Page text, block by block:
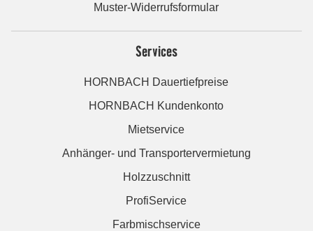
Muster-Widerrufsformular
Services
HORNBACH Dauertiefpreise
HORNBACH Kundenkonto
Mietservice
Anhänger- und Transportervermietung
Holzzuschnitt
ProfiService
Farbmischservice